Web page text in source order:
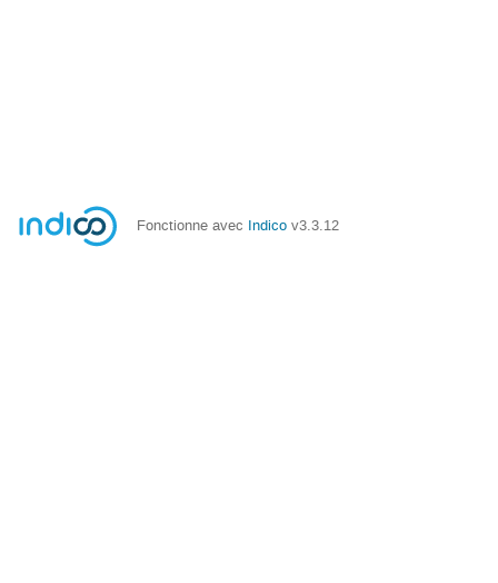
Fonctionne avec Indico v3.3.12